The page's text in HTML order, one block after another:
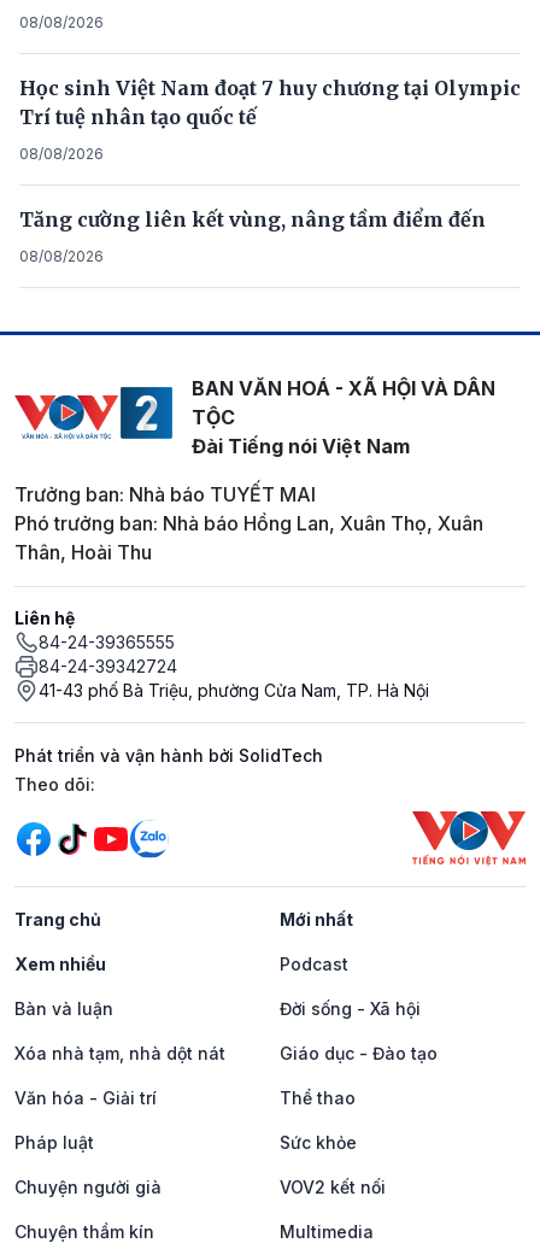
08/08/2026
Học sinh Việt Nam đoạt 7 huy chương tại Olympic
Trí tuệ nhân tạo quốc tế
08/08/2026
Tăng cường liên kết vùng, nâng tầm điểm đến
08/08/2026
BAN VĂN HOÁ - XÃ HỘI VÀ DÂN
TỘC
Đài Tiếng nói Việt Nam
Trưởng ban: Nhà báo TUYẾT MAI
Phó trưởng ban: Nhà báo Hồng Lan, Xuân Thọ, Xuân
Thân, Hoài Thu
Liên hệ
84-24-39365555
84-24-39342724
41-43 phố Bà Triệu, phường Cửa Nam, TP. Hà Nội
Phát triển và vận hành bởi SolidTech
Mạng xã hội
Theo dõi:
Trang chủ Mới nhất
Xem nhiều Podcast
Bàn và luận Đời sống - Xã hội
Xóa nhà tạm, nhà dột nát Giáo dục - Đào tạo
Văn hóa - Giải trí Thể thao
Pháp luật Sức khỏe
Chuyện người già VOV2 kết nối
Chuyện thầm kín Multimedia